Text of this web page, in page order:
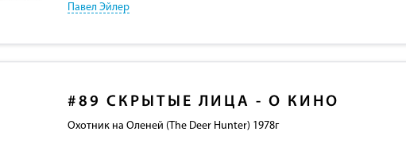
Павел Эйлер
#89 СКРЫТЫЕ ЛИЦА - О КИНО
Охотник на Оленей (The Deer Hunter) 1978г